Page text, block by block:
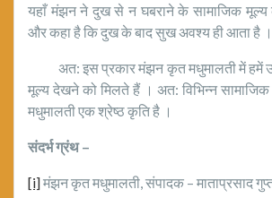
यहाँ मंझन ने दुख से न घबराने के सामाजिक मूल्य
और कहा है कि दुख के बाद सुख अवश्य ही आता है ।
अत: इस प्रकार मंझन कृत मधुमालती में हमें
मूल्य देखने को मिलते हैं । अत: विभिन्न सामाजिक
मधुमालती एक श्रेष्ठ कृति है ।
संदर्भ ग्रंथ –
[i]मंझन कृत मधुमालती, संपादक – माताप्रसाद